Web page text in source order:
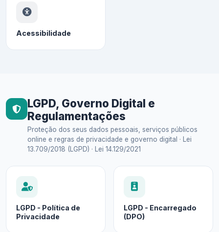
Acessibilidade
LGPD, Governo Digital e
Regulamentações
Proteção dos seus dados pessoais, serviços públicos
online e regras de privacidade e governo digital · Lei
13.709/2018 (LGPD) · Lei 14.129/2021
LGPD - Política de
Privacidade
LGPD - Encarregado
(DPO)